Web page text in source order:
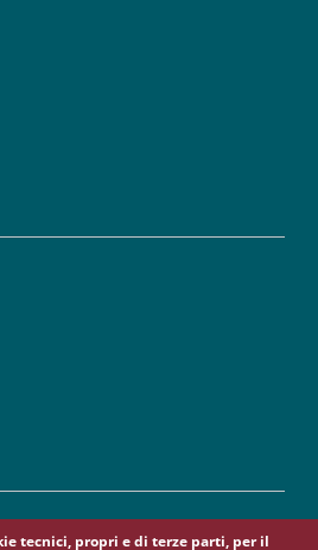
tecnici, propri e di terze parti, per il